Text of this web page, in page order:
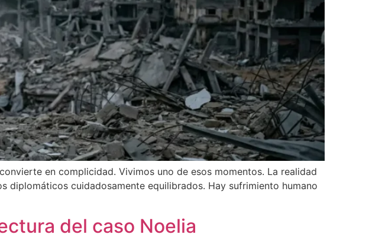
en complicidad. Vivimos uno de esos momentos. La realidad
diplomáticos cuidadosamente equilibrados. Hay sufrimiento humano
del caso Noelia